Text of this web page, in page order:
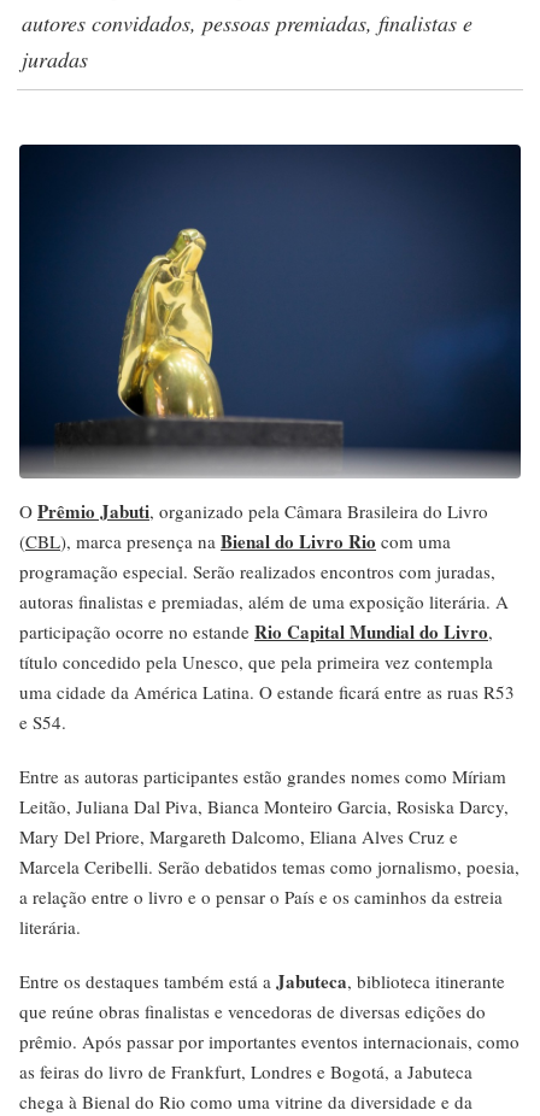
autores convidados, pessoas premiadas, finalistas e
juradas
O Prêmio Jabuti, organizado pela Câmara Brasileira do Livro
(CBL), marca presença na Bienal do Livro Rio com uma
programação especial. Serão realizados encontros com juradas,
autoras finalistas e premiadas, além de uma exposição literária. A
participação ocorre no estande Rio Capital Mundial do Livro,
título concedido pela Unesco, que pela primeira vez contempla
uma cidade da América Latina. O estande ficará entre as ruas R53
e S54.
Entre as autoras participantes estão grandes nomes como Míriam
Leitão, Juliana Dal Piva, Bianca Monteiro Garcia, Rosiska Darcy,
Mary Del Priore, Margareth Dalcomo, Eliana Alves Cruz e
Marcela Ceribelli. Serão debatidos temas como jornalismo, poesia,
a relação entre o livro e o pensar o País e os caminhos da estreia
literária.
Entre os destaques também está a Jabuteca, biblioteca itinerante
que reúne obras finalistas e vencedoras de diversas edições do
prêmio. Após passar por importantes eventos internacionais, como
as feiras do livro de Frankfurt, Londres e Bogotá, a Jabuteca
chega à Bienal do Rio como uma vitrine da diversidade e da